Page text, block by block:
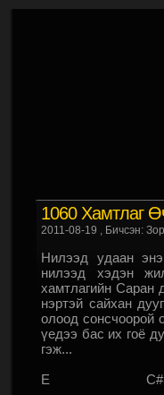
1060 Хамтлаг
2011-08-19 , Бичсэн:
Нилээд удаан
нилээд хэдэн
хамтлагийн Саран
нэртэй сайхан
олоод сонсчоорой
үедээ бас их гоё
гэж...
E C#m